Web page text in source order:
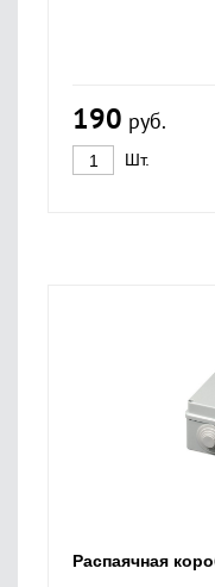
190 руб.
Шт.
Распаячная